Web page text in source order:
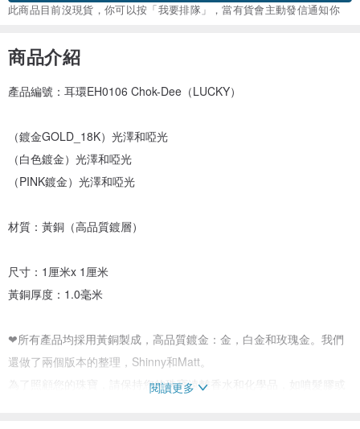
此商品目前沒現貨，你可以按「我要排隊」，當有貨會主動發信通知你
商品介紹
產品編號：耳環EH0106 Chok-Dee（LUCKY）
（鍍金GOLD_18K）光澤和啞光
（白色鍍金）光澤和啞光
（PINK鍍金）光澤和啞光
材質：黃銅（高品質鍍層）
尺寸：1厘米x 1厘米
黃銅厚度：1.0毫米
❤所有產品均採用黃銅製成，高品質鍍金：金，白金和玫瑰金。我們
還做了兩個版本的整理，Shinny和Matt。
為了照顧您的珠寶，請保持您的珠寶遠離香水和化學品，如噴髮膠或
閱讀更多